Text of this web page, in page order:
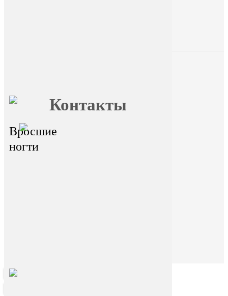
Вросшие
ногти
Контакты
главный офис - г.Иркутск,
ул.Байкальская 236в/1, оф.1
Горячая линия